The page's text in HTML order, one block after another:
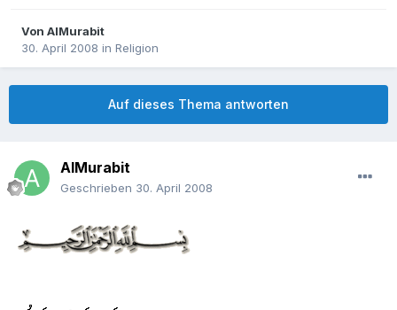
Von AlMurabit
30. April 2008 in Religion
Auf dieses Thema antworten
AlMurabit
Geschrieben 30. April 2008